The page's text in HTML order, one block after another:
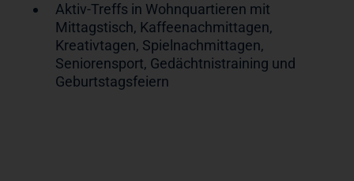
Aktiv-Treffs in Wohnquartieren mit
Mittagstisch, Kaffeenachmittagen,
Kreativtagen, Spielnachmittagen,
Seniorensport, Gedächtnistraining und
Geburtstagsfeiern